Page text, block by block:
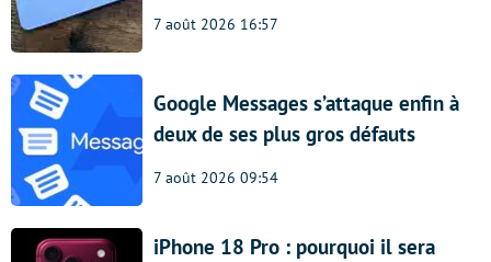
7 août 2026 16:57
Google Messages s’attaque enfin à
deux de ses plus gros défauts
7 août 2026 09:54
iPhone 18 Pro : pourquoi il sera